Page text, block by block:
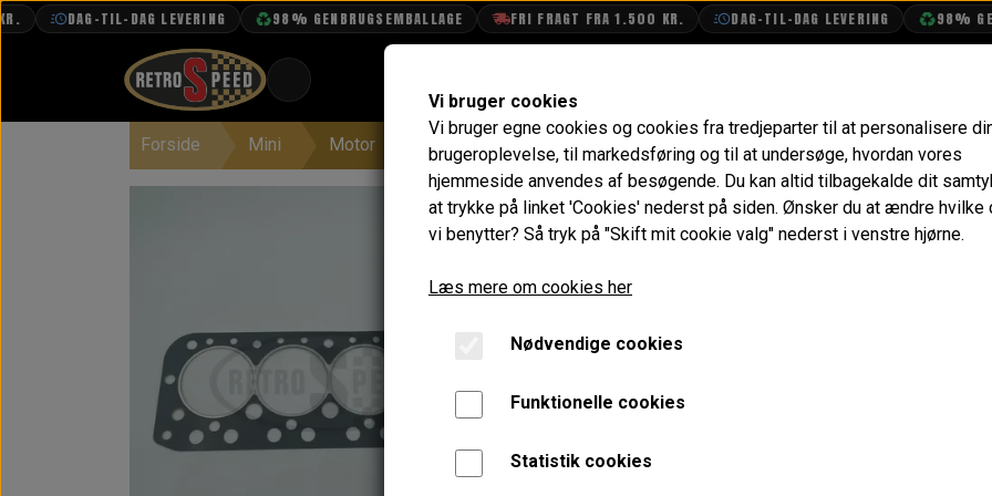
DAG-TIL-DAG LEVERING 98% GENBRUGSEMBALLAGE FRI FRAGT FRA 1.500 KR. DAG-TIL-DAG LEVERING 98%
PROJEKTER
VANDPOLERING
Forside Mini Motor Topstykke Pakninger Top Pakning, Big Bore, PAYEN AF470
Top Pakning, Big Bore,
Varenummer: GUG702560HG
OBS: Kobber toppakningerne betragtes fejlagtigt af
ruheden på begge pakningsflader er meget glat
bearbejdningen er planfræset eller langhøvlet, hvilket
Kobberpaknings fordel er at den kan holde til højere
Vi bruger cookies
Vi bruger egne cookies og cookies fra tredjeparter til at personalisere
brugeroplevelse, til markedsføring og til at undersøge, hvordan vores
hjemmeside anvendes af besøgende. Du kan altid tilbagekalde dit
at trykke på linket 'Cookies' nederst på siden. Ønsker du at ændre hvilke
vi benytter? Så tryk på "Skift mit cookie valg" nederst i venstre hjørne.
Læs mere om cookies her
Nødvendige cookies
Funktionelle cookies
Statistik cookies